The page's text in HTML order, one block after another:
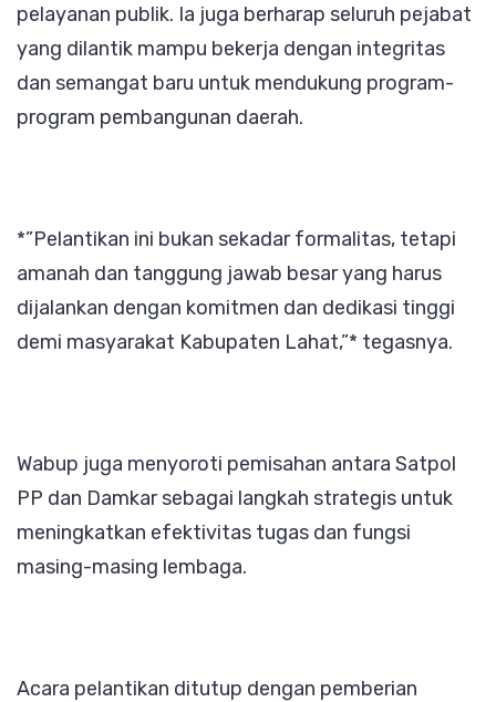
pelayanan publik. Ia juga berharap seluruh pejabat
yang dilantik mampu bekerja dengan integritas
dan semangat baru untuk mendukung program-
program pembangunan daerah.
*”Pelantikan ini bukan sekadar formalitas, tetapi
amanah dan tanggung jawab besar yang harus
dijalankan dengan komitmen dan dedikasi tinggi
demi masyarakat Kabupaten Lahat,”* tegasnya.
Wabup juga menyoroti pemisahan antara Satpol
PP dan Damkar sebagai langkah strategis untuk
meningkatkan efektivitas tugas dan fungsi
masing-masing lembaga.
Acara pelantikan ditutup dengan pemberian